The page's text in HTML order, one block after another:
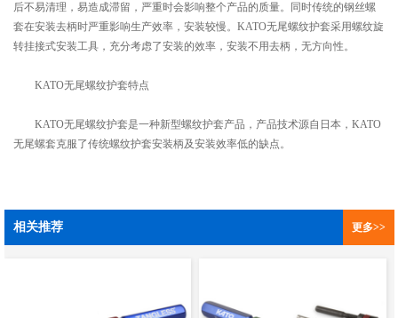
后不易清理，易造成滞留，严重时会影响整个产品的质量。同时传统的钢丝螺
套在安装去柄时严重影响生产效率，安装较慢。KATO无尾螺纹护套采用螺纹旋
转挂接式安装工具，充分考虑了安装的效率，安装不用去柄，无方向性。
KATO无尾螺纹护套特点
KATO无尾螺纹护套是一种新型螺纹护套产品，产品技术源自日本，KATO
无尾螺套克服了传统螺纹护套安装柄及安装效率低的缺点。
相关推荐 更多>>